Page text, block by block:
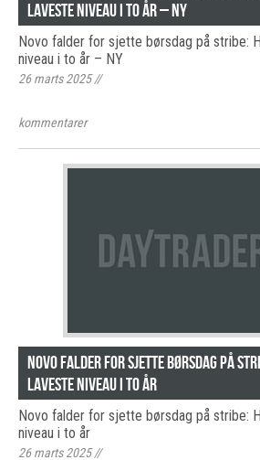
laveste niveau i to år – NY
Novo falder for sjette børsdag på stribe:
niveau i to år – NY
26 marts 2025//
kommentarer
Novo falder for sjette børsdag på
laveste niveau i to år
Novo falder for sjette børsdag på stribe:
niveau i to år
26 marts 2025//